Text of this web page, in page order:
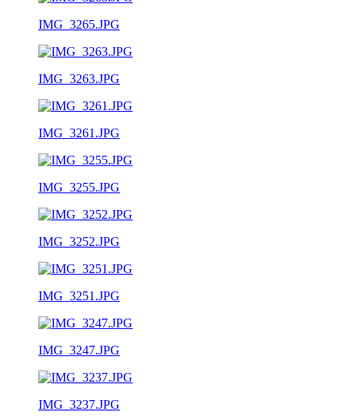
IMG_3265.JPG
IMG_3263.JPG
IMG_3261.JPG
IMG_3255.JPG
IMG_3252.JPG
IMG_3251.JPG
IMG_3247.JPG
IMG_3237.JPG